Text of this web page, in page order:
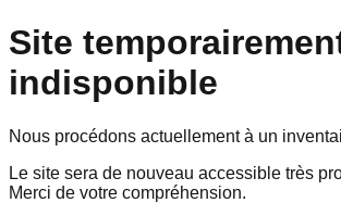
Site
indisponible
Nous procédons actuellement à un
Le site sera de nouveau accessible très
Merci de votre compréhension.